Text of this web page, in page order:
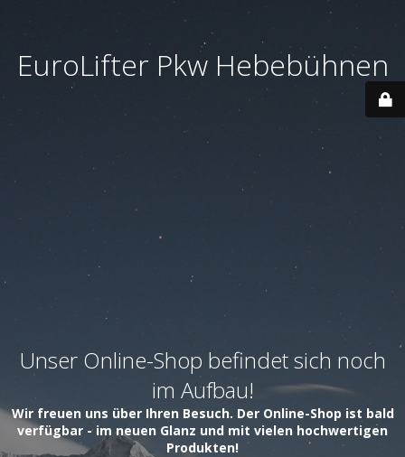
EuroLifter Pkw Hebebühnen
Unser Online-Shop befindet sich noch
im Aufbau!
Wir freuen uns über Ihren Besuch. Der Online-Shop ist bald
verfügbar - im neuen Glanz und mit vielen hochwertigen
Produkten!